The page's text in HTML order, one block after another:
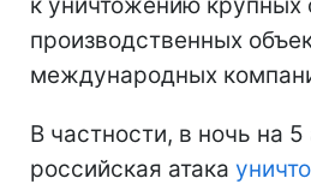
производственных
международных
В частности, в ночь на 5
российская атака